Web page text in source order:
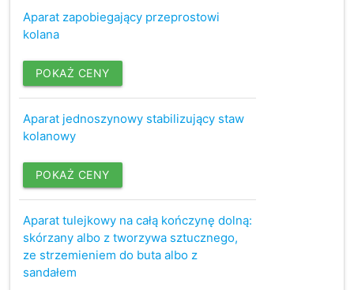
Aparat zapobiegający przeprostowi
kolana
POKAŻ CENY
Aparat jednoszynowy stabilizujący staw
kolanowy
POKAŻ CENY
Aparat tulejkowy na całą kończynę dolną:
skórzany albo z tworzywa sztucznego,
ze strzemieniem do buta albo z
sandałem